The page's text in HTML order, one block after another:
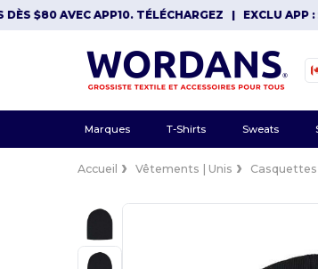
AVEC APP10. TÉLÉCHARGEZ|EXCLU APP : $10
Marques T-Shirts Sweats
Accueil Vêtements | Unis